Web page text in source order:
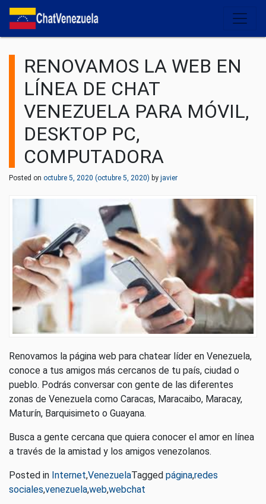
Salir del contenido
RENOVAMOS LA WEB EN
LÍNEA DE CHAT
VENEZUELA PARA MÓVIL,
DESKTOP PC,
COMPUTADORA
Posted on octubre 5, 2020 (octubre 5, 2020) by javier
Renovamos la página web para chatear líder en Venezuela,
conoce a tus amigos más cercanos de tu país, ciudad o
pueblo. Podrás conversar con gente de las diferentes
zonas de Venezuela como Caracas, Maracaibo, Maracay,
Maturín, Barquisimeto o Guayana.
Busca a gente cercana que quiera conocer el amor en línea
a través de la amistad y los amigos venezolanos.
Posted in Internet,VenezuelaTagged página,redes
sociales,venezuela,web,webchat